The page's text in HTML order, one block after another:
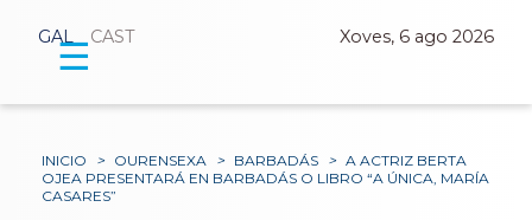
GAL CAST Xoves, 6 ago 2026
☰
INICIO > OURENSEXA > BARBADÁS > A ACTRIZ BERTA
OJEA PRESENTARÁ EN BARBADÁS O LIBRO “A ÚNICA, MARÍA
CASARES”